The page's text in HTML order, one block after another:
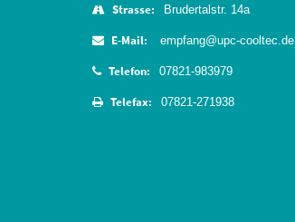
Strasse: Brudertalstr. 14a
E-Mail: empfang@upc-cooltec.de
Telefon: 07821-983979
Telefax: 07821-271938